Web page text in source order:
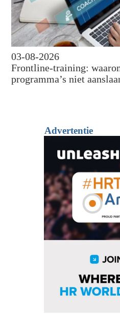
03-08-2026
Frontline-training:
programma’s niet
Advertentie